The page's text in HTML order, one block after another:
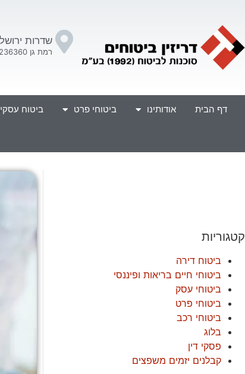
שדרות
רמת גן 5236360
דף הבית אודותינו ביטוחי פרט ביטוח
קטגוריות
ביטוח דירה
ביטוחי חיים בריאות ופיננסי
ביטוחי עסק
ביטוחי פרט
ביטוחי רכב
בלוג
פסקי דין
קבלנים יזמים משפצים